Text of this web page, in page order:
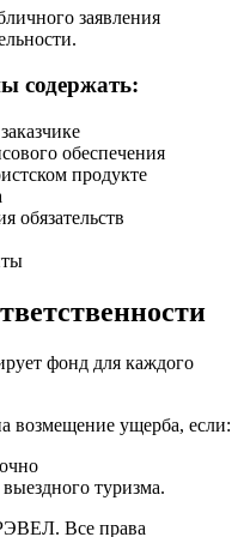
заявления
содержать:
обеспечения
продукте
обязательств
фонд для каждого
возмещение ущерба, если:
туризма.
Все права